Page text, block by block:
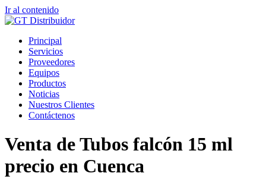
Ir al contenido
Principal
Servicios
Proveedores
Equipos
Productos
Noticias
Nuestros Clientes
Contáctenos
Venta de Tubos falcón 15 ml
precio en Cuenca